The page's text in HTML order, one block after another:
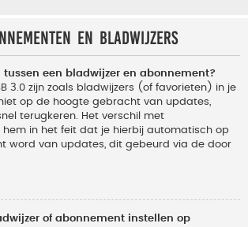
en bladwijzers
een bladwijzer en abonnement?
3.0 zijn zoals bladwijzers (of favorieten) in je
op de hoogte gebracht van updates,
terugkeren. Het verschil met
in het feit dat je hierbij automatisch op
word van updates, dit gebeurd via de door
of abonnement instellen op